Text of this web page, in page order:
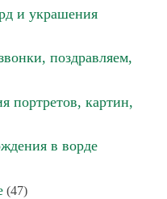
и украшения
поздравляем,
портретов, картин,
в ворде
(47)